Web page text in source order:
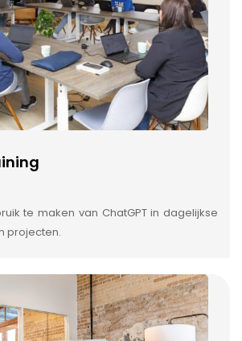
te maken van ChatGPT in dagelijkse
projecten.